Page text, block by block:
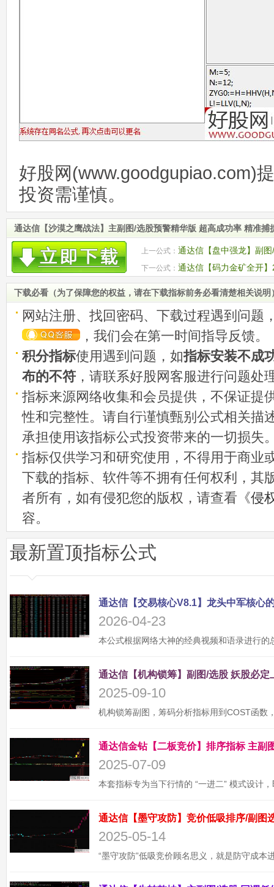
好股网(www.goodgupiao.com)
投资需谨慎。
通达信【沙漠之鹰战法】主副图/选股预警精华版 超高成功率 精准捕
上一公式： 通达信【盘中强龙】副
下一公式： 通达信【码力金矿全开
均每票获利13.71%
下载必看（为了保障您的权益，请在下载指标前务必看清楚相关说明
网站注册、找回密码、下载过程遇到问题
，我们会在第一时间指导反馈。
积分指标使用遇到问题，如指标安装不成
布的不符 ，请联系好股网客服进行问题处
指标来源网络收集和会员提供，不保证提
性和完整性。请自行谨慎甄别公式相关描
承担使用该指标公式投资带来的一切损失
指标仅供学习和研究使用，不得用于商业
下载的指标、软件等不拥有任何权利，其
者所有，如有侵犯您的版权，请查看《侵
容。
最新置顶指标公式
2026-04-23
2025-09-10
2025-07-09
2025-05-14